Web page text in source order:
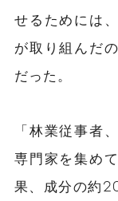
せるためには
が取り組んだ
だった。
「林業従事者
専門家を集め
果、成分の約